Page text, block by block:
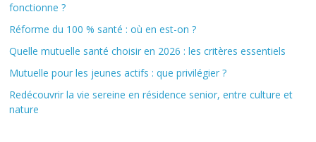
fonctionne ?
Réforme du 100 % santé : où en est-on ?
Quelle mutuelle santé choisir en 2026 : les critères essentiels
Mutuelle pour les jeunes actifs : que privilégier ?
Redécouvrir la vie sereine en résidence senior, entre culture et
nature